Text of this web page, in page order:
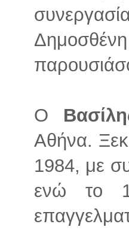
Ο
Αθήνα.
1984, με
ενώ το